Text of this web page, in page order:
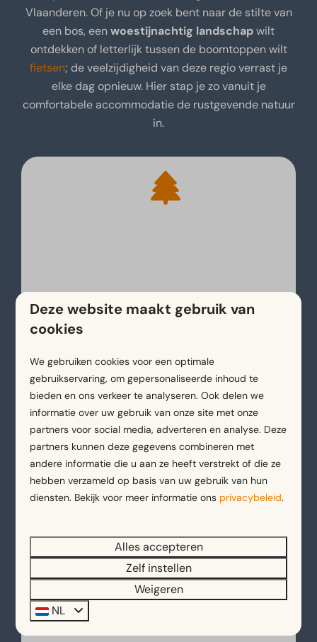
Vlaanderen. Of je nu op zoek bent naar de stilte van
een bos, eenwoestijnachtig landschapwilt
ontdekken of letterlijk tussen de boomtoppen wilt
fietsen; de veelzijdigheid van deze regio verrast je
elke dag opnieuw. Hier stap je zo vanuit je
comfortabele accommodatie de rustgevende natuur
in.
op tien meter hoogte.
Lommelse Sahara
Een indrukwekkend natuurfenomeen van
spierwit zand, helderblauwe meren en
naaldbossen. Tip: bezoek de 30 meter hoge
uitkijktoren.
De 15 Kapellekes
Tijdens een fiets- of wandeltocht is een
bezoek aan De 15 Kapellekes zeker de
moeite waard. Deze plek ligt in het bosrijke
gebied van Achterbos.
Deze website maakt gebruik van
cookies
We gebruiken cookies voor een optimale
gebruikservaring, om gepersonaliseerde inhoud te
bieden en ons verkeer te analyseren. Ook delen we
informatie over uw gebruik van onze site met onze
partners voor social media, adverteren en analyse. Deze
partners kunnen deze gegevens combineren met
andere informatie die u aan ze heeft verstrekt of die ze
hebben verzameld op basis van uw gebruik van hun
diensten. Bekijk voor meer informatie ons privacybeleid.
Alles accepteren
Zelf instellen
Weigeren
NL